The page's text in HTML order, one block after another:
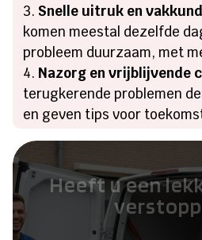
Snelle uitruk en
komen meestal dezelfde
probleem duurzaam, met
Nazorg en vrijblijvende
terugkerende problemen
en geven tips voor
Heeft u een